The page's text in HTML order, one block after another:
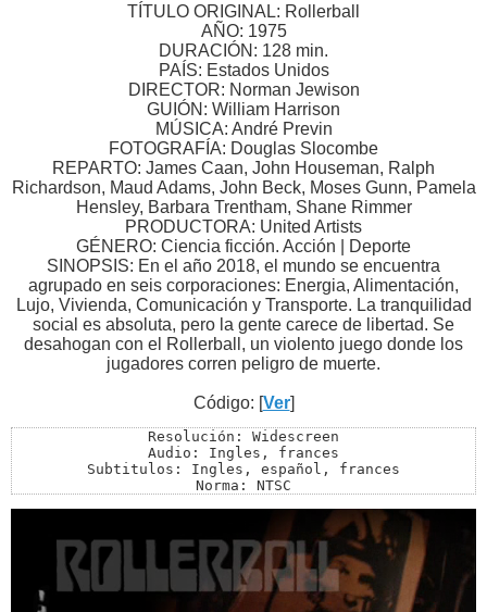
TÍTULO ORIGINAL: Rollerball
AÑO: 1975
DURACIÓN: 128 min.
PAÍS: Estados Unidos
DIRECTOR: Norman Jewison
GUIÓN: William Harrison
MÚSICA: André Previn
FOTOGRAFÍA: Douglas Slocombe
REPARTO: James Caan, John Houseman, Ralph
Richardson, Maud Adams, John Beck, Moses Gunn, Pamela
Hensley, Barbara Trentham, Shane Rimmer
PRODUCTORA: United Artists
GÉNERO: Ciencia ficción. Acción | Deporte
SINOPSIS: En el año 2018, el mundo se encuentra
agrupado en seis corporaciones: Energia, Alimentación,
Lujo, Vivienda, Comunicación y Transporte. La tranquilidad
social es absoluta, pero la gente carece de libertad. Se
desahogan con el Rollerball, un violento juego donde los
jugadores corren peligro de muerte.
Código: [Ver]
Resolución: Widescreen
Audio: Ingles, frances
Subtitulos: Ingles, español, frances
Norma: NTSC
Winrar: Nº de partes: 8 partes de 451 mb + 1 de 414.29
Archivo de Comprobacion SFV: 1 de 1.02 kb
Zona: Libre